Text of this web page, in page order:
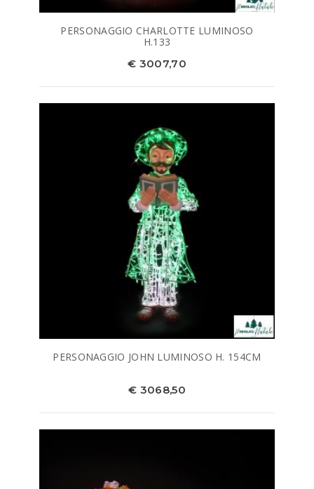
PERSONAGGIO CHARLOTTE LUMINOSO
H.133
€ 3007,70
PERSONAGGIO JOHN LUMINOSO H. 154CM
€ 3068,50